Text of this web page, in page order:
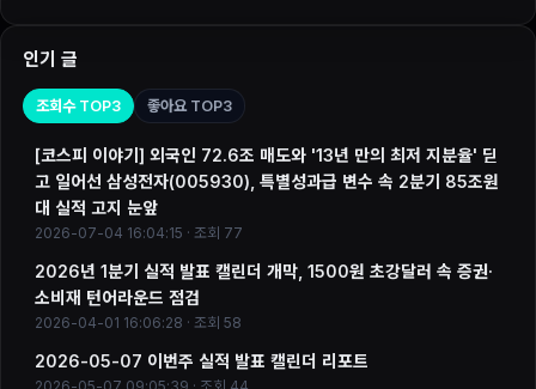
인기 글
조회수 TOP3 좋아요 TOP3
[코스피 이야기] 외국인 72.6조 매도와 '13년 만의 최저 지분율' 딛
고 일어선 삼성전자(005930), 특별성과급 변수 속 2분기 85조원
대 실적 고지 눈앞
2026-07-04 16:04:15 · 조회 77
2026년 1분기 실적 발표 캘린더 개막, 1500원 초강달러 속 증권·
소비재 턴어라운드 점검
2026-04-01 16:06:28 · 조회 58
2026-05-07 이번주 실적 발표 캘린더 리포트